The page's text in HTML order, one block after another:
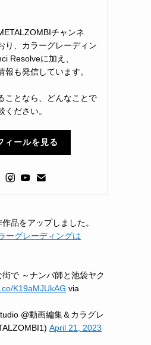
チャンネ
り、カラーグレーディン
Resolveに加え、
報も発信しています。
ことなら、どんなことで
ください。
ィールを見る
品をアップしました。
ーグレーディングは
街で ～ナンパ師と池袋ヤク
K19aMJUkAG via
@動画編集＆カラグレ
April 21, 2023